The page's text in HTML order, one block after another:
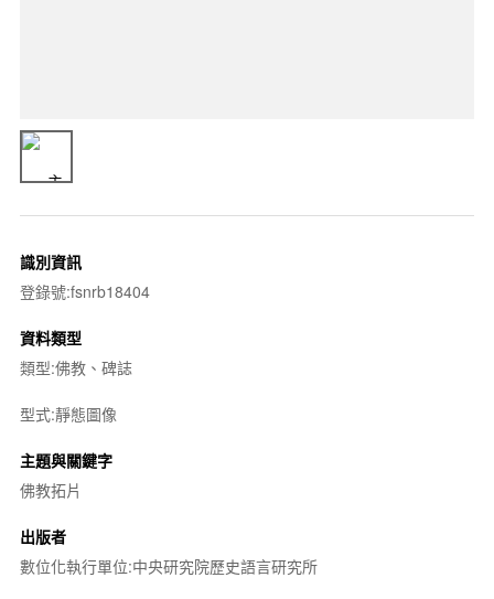
識別資訊
登錄號:fsnrb18404
資料類型
類型:佛教、碑誌
型式:靜態圖像
主題與關鍵字
佛教拓片
出版者
數位化執行單位:中央研究院歷史語言研究所